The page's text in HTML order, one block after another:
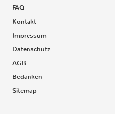
FAQ
Kontakt
Impressum
Datenschutz
AGB
Bedanken
Sitemap